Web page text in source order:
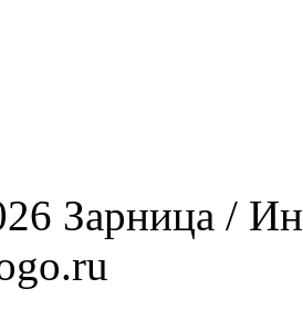
Зарница /